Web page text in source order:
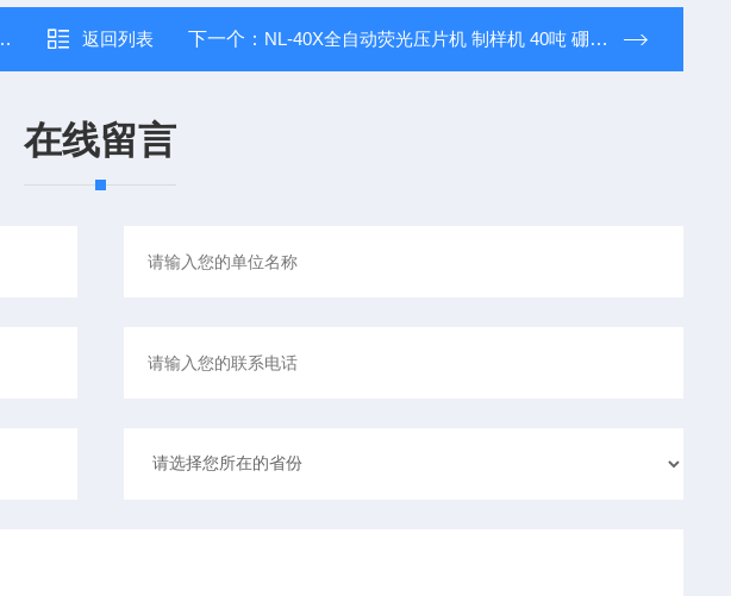
返回列表 下一个： NL-40X全自动荧光压片机 制样机 40吨 硼酸模具
在线留言